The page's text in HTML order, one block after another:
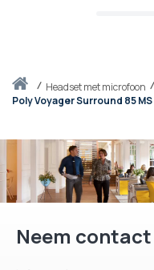
Thuisheadset met microfoon
Poly Voyager Surround 85
Neem